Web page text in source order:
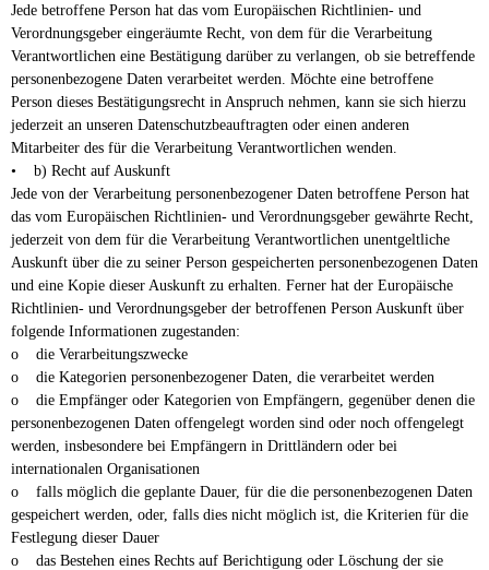
Jede betroffene Person hat das vom Europäischen Richtlinien- und
Verordnungsgeber eingeräumte Recht, von dem für die Verarbeitung
Verantwortlichen eine Bestätigung darüber zu verlangen, ob sie betreffende
personenbezogene Daten verarbeitet werden. Möchte eine betroffene
Person dieses Bestätigungsrecht in Anspruch nehmen, kann sie sich hierzu
jederzeit an unseren Datenschutzbeauftragten oder einen anderen
Mitarbeiter des für die Verarbeitung Verantwortlichen wenden.
• b) Recht auf Auskunft
Jede von der Verarbeitung personenbezogener Daten betroffene Person hat
das vom Europäischen Richtlinien- und Verordnungsgeber gewährte Recht,
jederzeit von dem für die Verarbeitung Verantwortlichen unentgeltliche
Auskunft über die zu seiner Person gespeicherten personenbezogenen Daten
und eine Kopie dieser Auskunft zu erhalten. Ferner hat der Europäische
Richtlinien- und Verordnungsgeber der betroffenen Person Auskunft über
folgende Informationen zugestanden:
o die Verarbeitungszwecke
o die Kategorien personenbezogener Daten, die verarbeitet werden
o die Empfänger oder Kategorien von Empfängern, gegenüber denen die
personenbezogenen Daten offengelegt worden sind oder noch offengelegt
werden, insbesondere bei Empfängern in Drittländern oder bei
internationalen Organisationen
o falls möglich die geplante Dauer, für die die personenbezogenen Daten
gespeichert werden, oder, falls dies nicht möglich ist, die Kriterien für die
Festlegung dieser Dauer
o das Bestehen eines Rechts auf Berichtigung oder Löschung der sie